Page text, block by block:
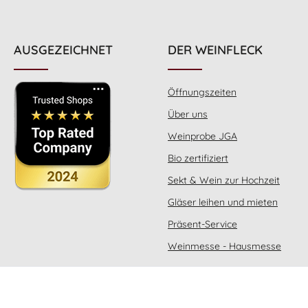
Berücksichtigung des Mondkalenders
Lese der gesunden und vollreifen
Trauben sowie die anschließende
Weinerzeugung. Die weiße spanische
Rebsorte Verdejo bringt zarte Aromen
tropischer Früchte sowie Frische mit.
Dagegen sorgt die sanfte Macabeo
Traube für die nötige Finesse. Der
spanische Naturwein- und Bio-
Weinzer Joaquin versteht es wie kein
anderer, fantastische und
geschmacklich völlig eigenständige
Berücksichtigung des
Lese der gesunden
Weinerzeugung. Die
Rebsorte Tempranillo
konzentrierte Frucht
mit. Die fruchtintensive
Traube sorgt für die
Der spanische
Weinzer Joaquin
geschmacklich völlig
Naturweine in dieser von
verwöhnten
Valdepenas zu
Jahrzehnte lange
dazu bei, dass auch sein
außerordentlich hoher
ungeschwefelt und ohne
AUSGEZEICHNET DER WEINFLECK
Öffnungszeiten
Über uns
Weinprobe JGA
Bio zertifiziert
Sekt & Wein zur Hochzeit
Gläser leihen und mieten
Präsent-Service
Weinmesse - Hausmesse